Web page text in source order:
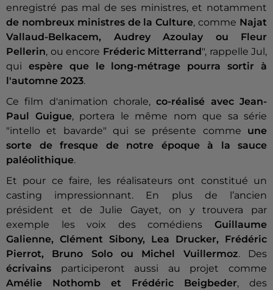
enregistré pas mal de ses ministres, et notamment
de nombreux ministres de la Culture, comme Najat
Vallaud-Belkacem, Audrey Azoulay ou Fleur
Pellerin, ou encore Fréderic Mitterrand ", rappelle Jul,
qui espère que le long-métrage pourra sortir à
l'automne 2023.
Ce film d'animation chorale,co-réalisé avec Jean-
Paul Guigue, portera le même nom que sa série
"intello et bavarde" qui se présente comme une
sorte de fresque de notre époque à la sauce
paléolithique.
Et pour ce faire, les réalisateurs ont constitué un
casting impressionnant. En plus de l’ancien
président et de Julie Gayet, on y trouvera par
exemple les voix des comédiens Guillaume
Galienne, Clément Sibony, Lea Drucker, Frédéric
Pierrot, Bruno Solo ou Michel Vuillermoz. Des
écrivains participeront aussi au projet comme
Amélie Nothomb et Frédéric Beigbeder, des